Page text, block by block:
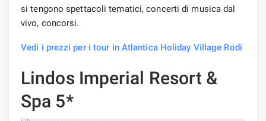
si tengono spettacoli tematici, concerti di musica dal
vivo, concorsi.
Vedi i prezzi per i tour in Atlantica Holiday Village Rodi
Lindos Imperial Resort &
Spa 5*